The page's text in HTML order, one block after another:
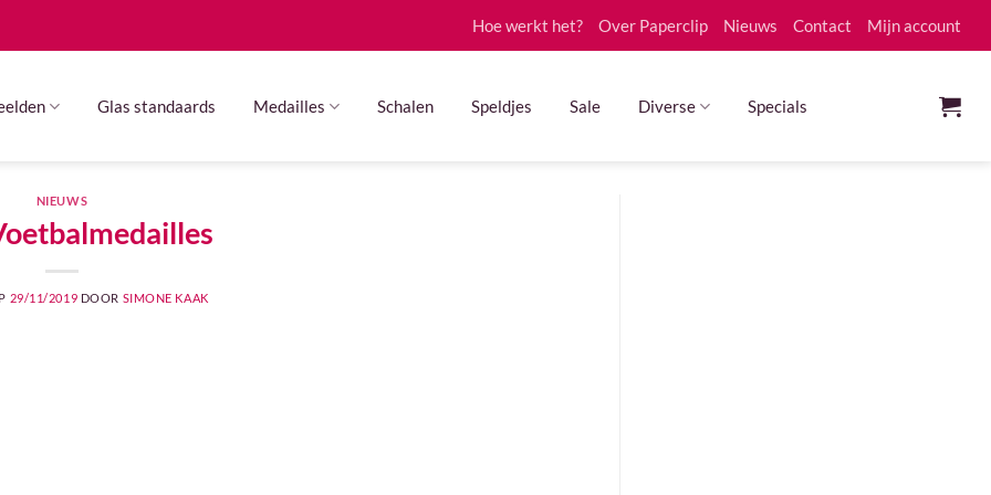
Hoe werkt het? Over Paperclip Nieuws Contact Mijn account
Glas standaards Medailles Schalen Speldjes Sale Diverse Specials
NIEUWS
29/11/2019 DOOR SIMONE KAAK